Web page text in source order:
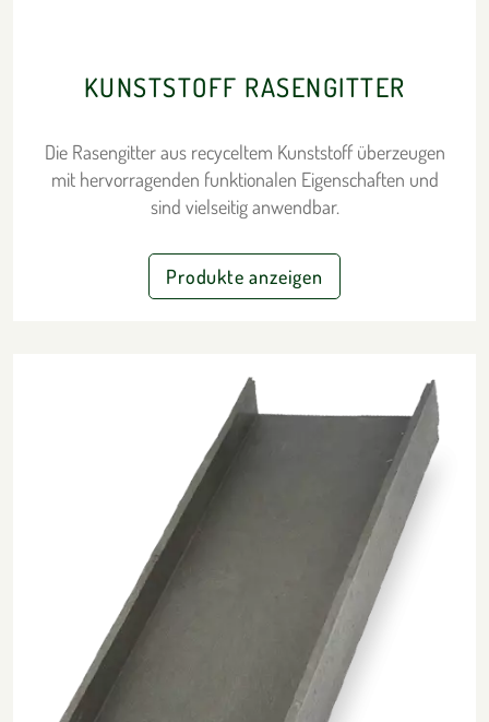
KUNSTSTOFF RASENGITTER
Die Rasengitter aus recyceltem Kunststoff überzeugen
mit hervorragenden funktionalen Eigenschaften und
sind vielseitig anwendbar.
Produkte anzeigen